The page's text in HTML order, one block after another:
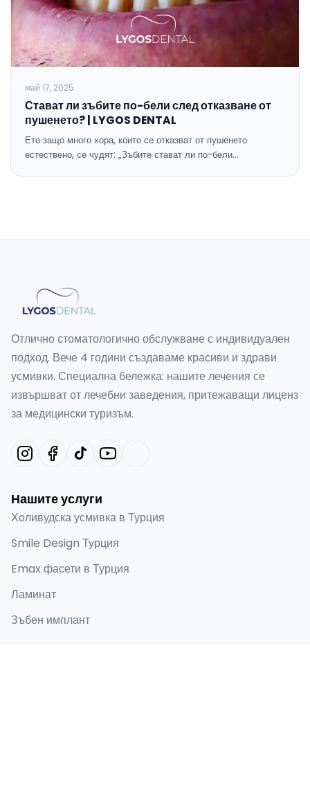
май 17, 2025
Стават ли зъбите по-бели след отказване от
пушенето? | LYGOS DENTAL
Ето защо много хора, които се отказват от пушенето
естествено, се чудят: „Зъбите стават ли по-бели…
Отлично стоматологично обслужване с индивидуален
подход. Вече 4 години създаваме красиви и здрави
усмивки. Специална бележка: нашите лечения се
извършват от лечебни заведения, притежаващи лиценз
за медицински туризъм.
Нашите услуги
Холивудска усмивка в Турция
Smile Design Турция
Emax фасети в Турция
Ламинат
Зъбен имплант